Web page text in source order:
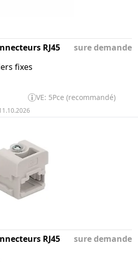
RJ45
fixes
sure demande
VE: 5Pce (recommandé)
RJ45
sure demande